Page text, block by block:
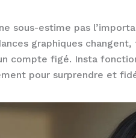
sous-estime pas
graphiques
compte figé. Insta
pour surprendre et